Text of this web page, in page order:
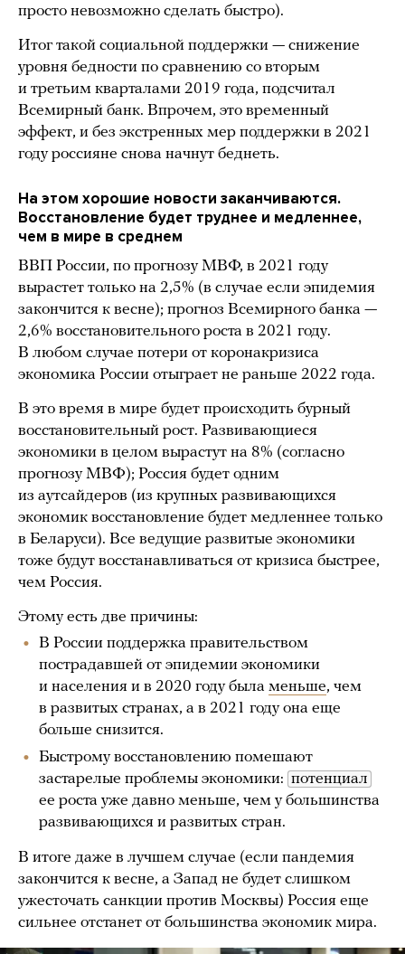
просто невозможно сделать быстро).
Итог такой социальной поддержки — снижение
уровня бедности по сравнению со вторым
и третьим кварталами 2019 года, подсчитал
Всемирный банк. Впрочем, это временный
эффект, и без экстренных мер поддержки в 2021
году россияне снова начнут беднеть.
На этом хорошие новости заканчиваются.
Восстановление будет труднее и медленнее,
чем в мире в среднем
ВВП России, по прогнозу МВФ, в 2021 году
вырастет только на 2,5% (в случае если эпидемия
закончится к весне); прогноз Всемирного банка —
2,6% восстановительного роста в 2021 году.
В любом случае потери от коронакризиса
экономика России отыграет не раньше 2022 года.
В это время в мире будет происходить бурный
восстановительный рост. Развивающиеся
экономики в целом вырастут на 8% (согласно
прогнозу МВФ); Россия будет одним
из аутсайдеров (из крупных развивающихся
экономик восстановление будет медленнее только
в Беларуси). Все ведущие развитые экономики
тоже будут восстанавливаться от кризиса быстрее,
чем Россия.
Этому есть две причины:
В России поддержка правительством
пострадавшей от эпидемии экономики
и населения и в 2020 году была меньше, чем
в развитых странах, а в 2021 году она еще
больше снизится.
Быстрому восстановлению помешают
застарелые проблемы экономики: потенциал
ее роста уже давно меньше, чем у большинства
развивающихся и развитых стран.
В итоге даже в лучшем случае (если пандемия
закончится к весне, а Запад не будет слишком
ужесточать санкции против Москвы) Россия еще
сильнее отстанет от большинства экономик мира.